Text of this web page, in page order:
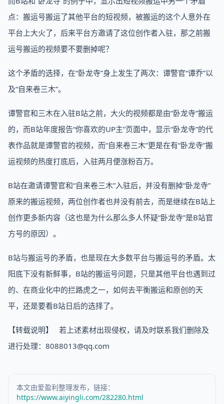
点：搬运号搬运了其他平台的短视频，被搬运的这个人意外在
平台上大火了，后来平台方邀请了这位创作者入驻，那之前搬
运号搬运的视频要不要删掉呢？
这个矛盾的选择，在“卧龙寺”身上发生了两次：谭警官“谭乔”以
及“自来卷三木”。
谭警官和三木在入驻B站之前，大火的视频都是由“卧龙寺”搬运
的，而B站年度报告“你喜欢的UP主”页面中，显示“卧龙寺”的代
表作品就是谭警官的视频，而“自来卷三木”更是在有“卧龙寺”搬
运视频的热度打底后，入驻两月便涨粉百万。
B站在邀请谭警官和“自来卷三木”入驻后，并没有删掉“卧龙寺”
原来的搬运视频，两位创作者也并没有前去，而是继续在B站上
创作更多新内容（这也是为什么那么多人怀疑“卧龙寺”是B站官
方号的原因）。
B站与搬运号的矛盾，也是现在大多数平台与搬运号的矛盾。太
阳底下没有新鲜事，B站的搬运号问题，只是其他平台也遇到过
的、在商业化中的拦路虎之一，如何去平衡搬运和原创的天
平，还是要看B站日后的选择了。
【转载说明】 若上述素材出现侵权，请及时联系我们删除及
进行处理：8088013@qq.com
本文由爱盈利整理发布，链接：
https://www.aiyingli.com/282280.html